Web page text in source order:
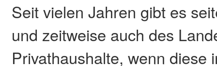
Seit vielen Jahren gibt es
und zeitweise auch des
Privathaushalte, wenn diese